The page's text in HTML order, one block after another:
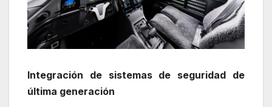
Integración de sistemas de seguridad de
última generación